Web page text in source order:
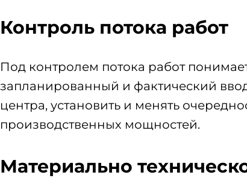
Контроль потока работ
Под контролем потока работ
запланированный и фактический
центра, установить и менять
производственных мощностей.
Материально